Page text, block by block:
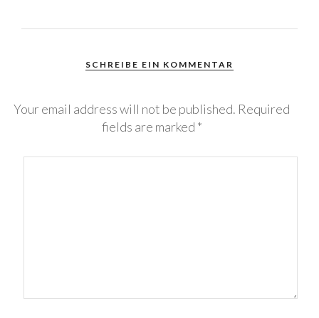
SCHREIBE EIN KOMMENTAR
Your email address will not be published. Required
fields are marked *